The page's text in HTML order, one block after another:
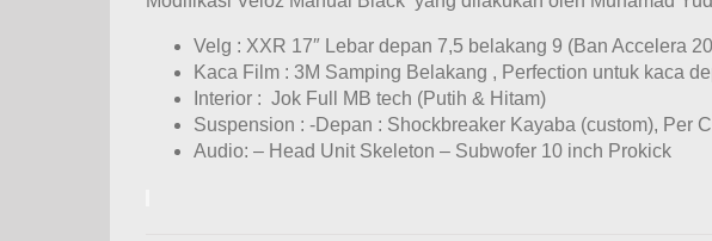
Velg : XXR 17″ Lebar depan 7,5 belakang 9 (Ban Accelera
Kaca Film : 3M Samping Belakang , Perfection untuk kaca
Interior : Jok Full MB tech (Putih & Hitam)
Suspension : -Depan : Shockbreaker Kayaba (custom), Per
Audio: – Head Unit Skeleton – Subwofer 10 inch Prokick